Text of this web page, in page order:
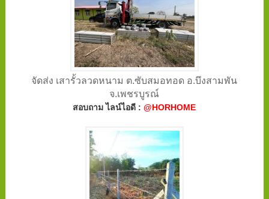
จัดส่ง เสารั้วลวดหนาม ต.ซับสมอทอด อ.บึงสามพัน
จ.เพชรบูรณ์
สอบถาม ไลน์ไอดี :@HORHOME